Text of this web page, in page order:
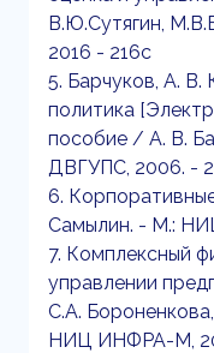
В.Ю.Сутягин,
2016 - 216с
5. Барчуков, А. В.
политика
пособие / А. В.
ДВГУПС, 2006. -
6.
Самылин. - М.:
7. Комплексный
управлении
С.А.
НИЦ ИНФРА-М,